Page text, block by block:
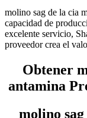
molino sag de la cia
capacidad de
excelente servicio,
proveedor crea el
Obtener
antamina
molino